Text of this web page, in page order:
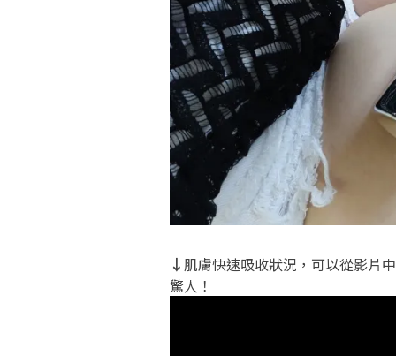
↓ 肌膚快速吸收狀況，可以從影片
驚人！